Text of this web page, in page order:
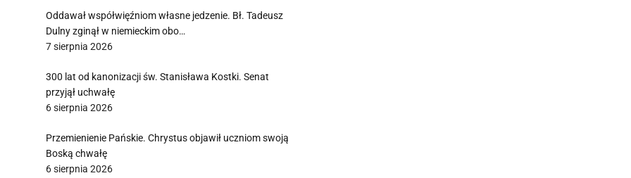
Oddawał współwięźniom własne jedzenie. Bł. Tadeusz
Dulny zginął w niemieckim obo…
7 sierpnia 2026
300 lat od kanonizacji św. Stanisława Kostki. Senat
przyjął uchwałę
6 sierpnia 2026
Przemienienie Pańskie. Chrystus objawił uczniom swoją
Boską chwałę
6 sierpnia 2026